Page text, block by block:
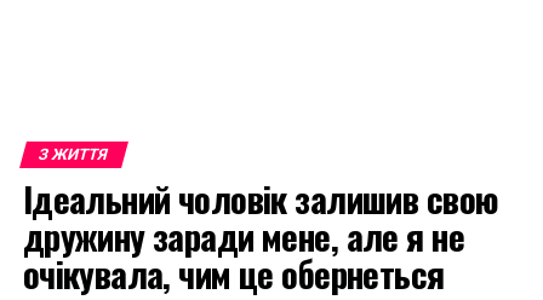
З ЖИТТЯ
Ідеальний чоловік залишив свою
дружину заради мене, але я не
очікувала, чим це обернеться